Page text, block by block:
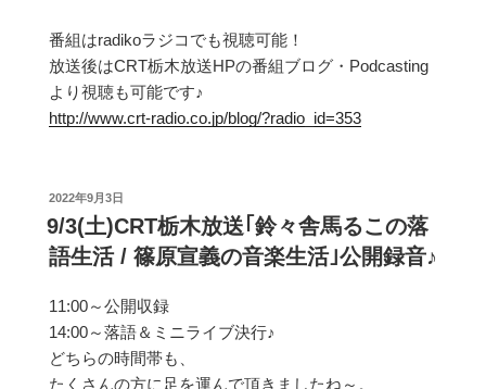
番組はradikoラジコでも視聴可能！
放送後はCRT栃木放送HPの番組ブログ・Podcasting
より視聴も可能です♪
http://www.crt-radio.co.jp/blog/?radio_id=353
投
稿
日:
2022年9月3日
9/3(土)CRT栃木放送｢鈴々舎馬るこの落
語生活 / 篠原宣義の音楽生活｣公開録音♪
11:00～公開収録
14:00～落語＆ミニライブ決行♪
どちらの時間帯も、
たくさんの方に足を運んで頂きましたね～。